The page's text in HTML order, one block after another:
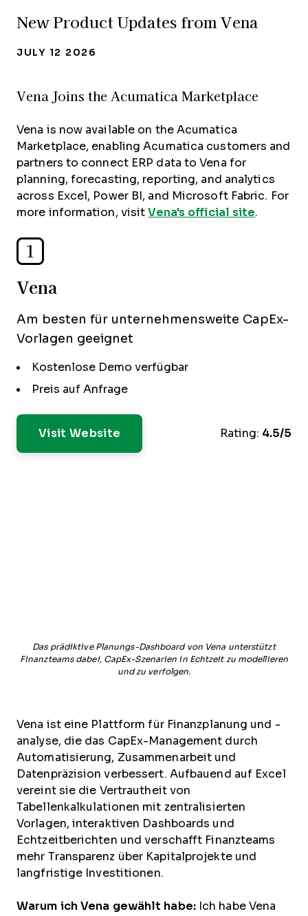
1
Vena
Am besten für unternehmensweite CapEx-
Vorlagen geeignet
Kostenlose Demo verfügbar
Preis auf Anfrage
Visit Website Rating: 4.5/5
Das prädiktive Planungs-Dashboard von Vena unterstützt
Finanzteams dabei, CapEx-Szenarien in Echtzeit zu modellieren
und zu verfolgen.
Vena ist eine Plattform für Finanzplanung und -
analyse, die das CapEx-Management durch
Automatisierung, Zusammenarbeit und
Datenpräzision verbessert. Aufbauend auf Excel
vereint sie die Vertrautheit von
Tabellenkalkulationen mit zentralisierten
Vorlagen, interaktiven Dashboards und
Echtzeitberichten und verschafft Finanzteams
mehr Transparenz über Kapitalprojekte und
langfristige Investitionen.
Warum ich Vena gewählt habe: Ich habe Vena
New Product Updates from Vena
JULY 12 2026
Vena Joins the Acumatica Marketplace
Vena is now available on the Acumatica
Marketplace, enabling Acumatica customers and
partners to connect ERP data to Vena for
planning, forecasting, reporting, and analytics
across Excel, Power BI, and Microsoft Fabric. For
more information, visitVena's official site.